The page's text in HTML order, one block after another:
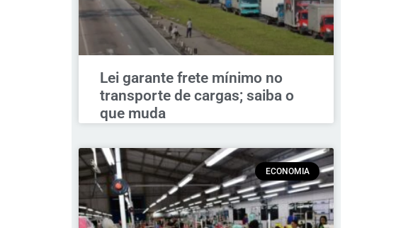
Lei garante frete mínimo no
transporte de cargas; saiba o
que muda
ECONOMIA